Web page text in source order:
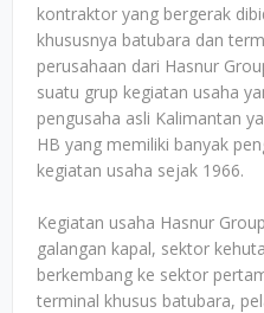
kontraktor yang bergerak
khususnya batubara dan
perusahaan dari Hasnur
suatu grup kegiatan usaha
pengusaha asli Kalimantan
HB yang memiliki banyak
kegiatan usaha sejak 1966.
Kegiatan usaha Hasnur
galangan kapal, sektor
berkembang ke sektor
terminal khusus batubara,